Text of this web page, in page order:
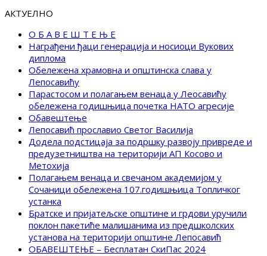
АКТУЕЛНО
О Б А В Е Ш Т Е Њ Е
Награђени ђаци генерација и носиоци Вукових
диплома
Обележена храмовна и општинска слава у
Лепосавићу
Парастосом и полагањем венаца у Леосавићу
обележена годишњица почетка НАТО агресије
Обавештење
Лепосавић прославио Светог Василија
Додела подстицаја за подршку развоју привреде и
предузетништва на територији АП Косово и
Метохија
Полагањем венаца и свечаном академијом у
Сочаници обележена 107.годишњица Топличког
устанка
Братске и пријатељске општине и грдови уручили
поклон пакетиће малишанима из предшколских
установа на територији општине Лепосавић
ОБАВЕШТЕЊЕ – Бесплатан СкиПас 2024